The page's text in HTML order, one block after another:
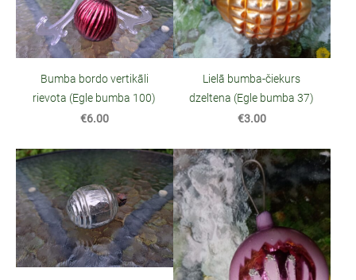
Bumba bordo vertikāli
rievota (Egle bumba 100)
€6.00
Lielā bumba-čiekurs
dzeltena (Egle bumba 37)
€3.00